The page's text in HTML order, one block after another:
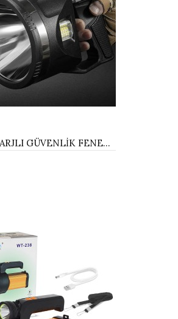
TRİPOD ŞARJLI GÜVENLİK FENERİ WATTON WT-416